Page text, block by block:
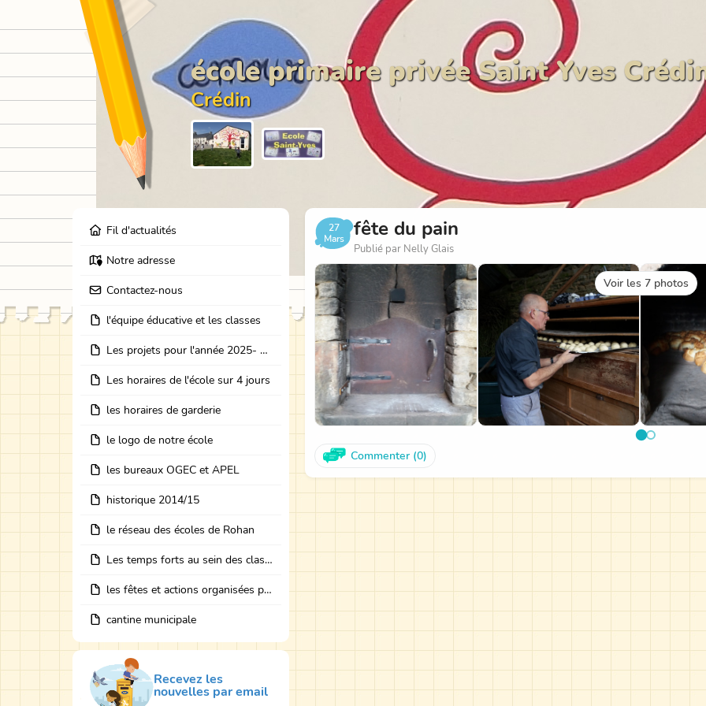
école primaire privée Saint Yves
Crédin
Fil d'actualités
Notre adresse
Contactez-nous
l'équipe éducative et les classes
Les projets pour l'année 2025- 2026: école dehors, journées partage des classes, et coopération avec les résidents de l'EHPAD
Les horaires de l'école sur 4 jours
les horaires de garderie
le logo de notre école
les bureaux OGEC et APEL
historique 2014/15
le réseau des écoles de Rohan
Les temps forts au sein des classes avec des intervenants
les fêtes et actions organisées par les bureaux
cantine municipale
Recevez les
nouvelles par email
27
Mars
fête du pain
Publié par Nelly Glais
Voir les 7 photos
Commenter (0)